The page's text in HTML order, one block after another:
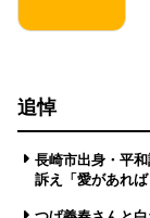
追悼
長崎市出身・平
訴え「愛があれ